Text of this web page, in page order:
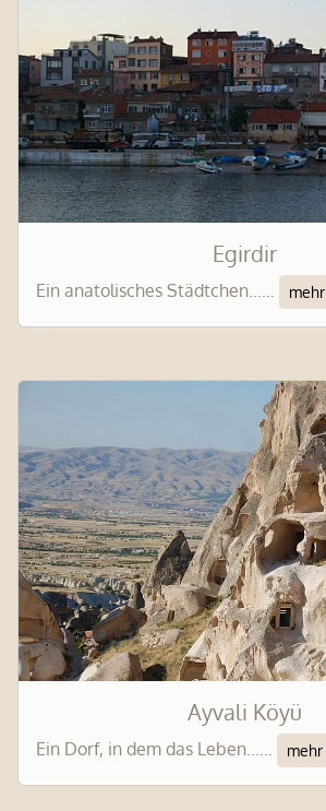
Egirdir
Ein anatolisches Städtchen...... mehr
Ayvali Köyü
Ein Dorf, in dem das Leben...... mehr